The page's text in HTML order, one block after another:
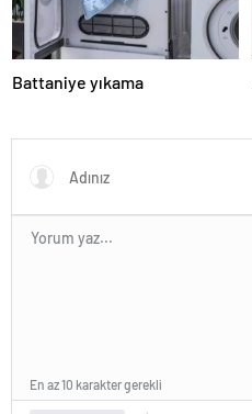
Battaniye yıkama
En az 10 karakter gerekli